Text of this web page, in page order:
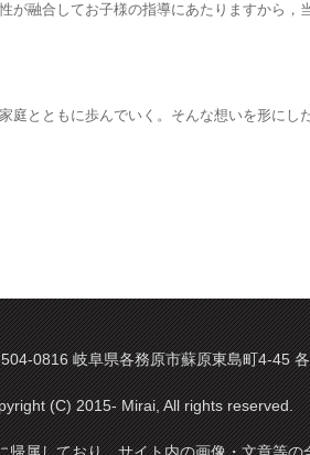
融合してお子様の指導にあたりますから，
とともに歩んでいく。そんな想いを形にし
0816 岐阜県各務原市蘇原東島町4-45
(C) 2015- Mirai, All rights reserved.